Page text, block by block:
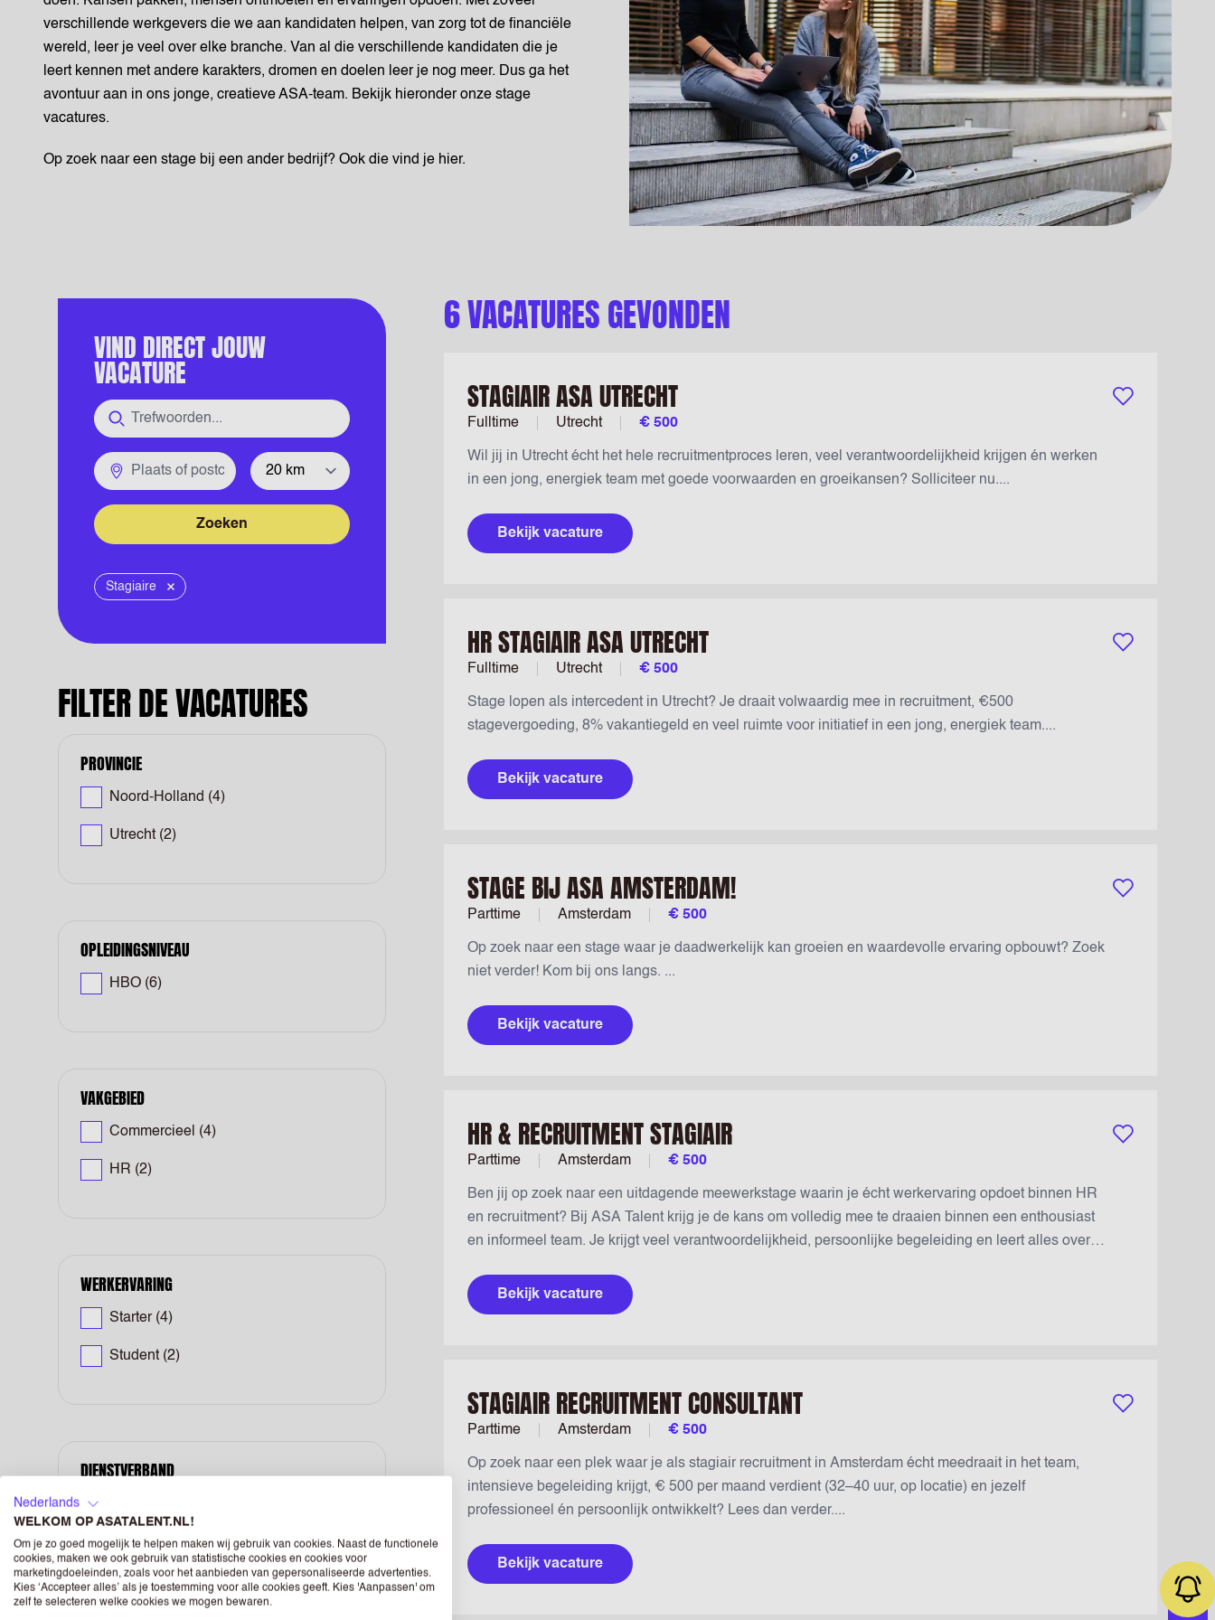
verschillende werkgevers die we aan kandidaten helpen, van zorg tot de financiële
wereld, leer je veel over elke branche. Van al die verschillende kandidaten die je
leert kennen met andere karakters, dromen en doelen leer je nog meer. Dus ga het
avontuur aan in ons jonge, creatieve ASA-team. Bekijk hieronder onze stage
vacatures.
Op zoek naar een stage bij een ander bedrijf? Ook die vind je hier.
VIND DIRECT JOUW
VACATURE
Functie
Plaats of postcode Straal
Zoeken
Stagiaire
Verwijder
FILTER DE VACATURES
PROVINCIE
Noord-Holland (4)
Utrecht (2)
OPLEIDINGSNIVEAU
HBO (6)
VAKGEBIED
Commercieel (4)
HR (2)
WERKERVARING
Starter (4)
Student (2)
DIENSTVERBAND
Tijdelijk met uitzicht op vast (143)
Vast (138)
6 VACATURES GEVONDEN
STAGIAIR ASA UTRECHT Bewaar vacature
Fulltime Utrecht € 500
Wil jij in Utrecht écht het hele recruitmentproces leren, veel verantwoordelijkheid krijgen én werken
in een jong, energiek team met goede voorwaarden en groeikansen? Solliciteer nu....
Bekijk vacature
HR STAGIAIR ASA UTRECHT Bewaar vacature
Fulltime Utrecht € 500
Stage lopen als intercedent in Utrecht? Je draait volwaardig mee in recruitment, €500
stagevergoeding, 8% vakantiegeld en veel ruimte voor initiatief in een jong, energiek team....
Bekijk vacature
STAGE BIJ ASA AMSTERDAM! Bewaar vacature
Parttime Amsterdam € 500
Op zoek naar een stage waar je daadwerkelijk kan groeien en waardevolle ervaring opbouwt? Zoek
niet verder! Kom bij ons langs. ...
Bekijk vacature
HR & RECRUITMENT STAGIAIR Bewaar vacature
Parttime Amsterdam € 500
Ben jij op zoek naar een uitdagende meewerkstage waarin je écht werkervaring opdoet binnen HR
en recruitment? Bij ASA Talent krijg je de kans om volledig mee te draaien binnen een enthousiast
en informeel team. Je krijgt veel verantwoordelijkheid, persoonlijke begeleiding en leert alles over
€500 per maand en krijg je volop ruimte om jezelf professioneel te ontwikkelen....
Bekijk vacature
STAGIAIR RECRUITMENT CONSULTANT Bewaar vacature
Parttime Amsterdam € 500
Op zoek naar een plek waar je als stagiair recruitment in Amsterdam écht meedraait in het team,
intensieve begeleiding krijgt, € 500 per maand verdient (32–40 uur, op locatie) en jezelf
professioneel én persoonlijk ontwikkelt? Lees dan verder....
Bekijk vacature
Nederlands
WELKOM OP ASATALENT.NL!
Om je zo goed mogelijk te helpen maken wij gebruik van cookies. Naast de functionele
cookies, maken we ook gebruik van statistische cookies en cookies voor
marketingdoeleinden, zoals voor het aanbieden van gepersonaliseerde advertenties.
Kies ‘Accepteer alles’ als je toestemming voor alle cookies geeft. Kies 'Aanpassen' om
zelf te selecteren welke cookies we mogen bewaren.